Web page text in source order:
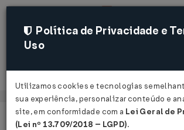
Página Inicial Legislações
Política de Privacidade e
Uso
Utilizamos cookies e tecnologias
sua experiência, personalizar conteúdo e
site, em conformidade com a Lei Geral de
(Lei nº 13.709/2018 – LGPD).